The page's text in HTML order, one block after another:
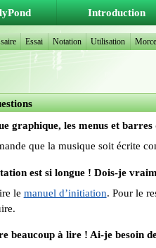
graphique, les menus et barres
que la musique soit écrite
est si longue ! Dois-je
le manuel d’initiation. Pour le
beaucoup à lire ! Ai-je besoin
Introduction
Essai Notation Utilisation